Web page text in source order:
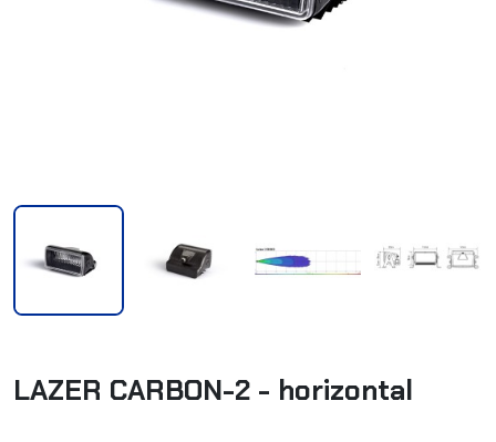
LAZER CARBON-2 - horizontal